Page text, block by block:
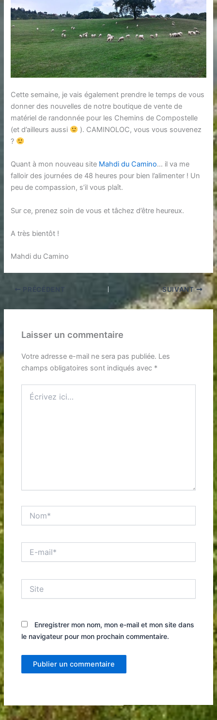
Cette semaine, je vais également prendre le temps de vous
donner des nouvelles de notre boutique de vente de
matériel de randonnée pour les Chemins de Compostelle
(et d’ailleurs aussi
). CAMINOLOC, vous vous souvenez
?
Quant à mon nouveau site Mahdi du Camino… il va me
falloir des journées de 48 heures pour bien l’alimenter ! Un
peu de compassion, s’il vous plaît.
Sur ce, prenez soin de vous et tâchez d’être heureux.
A très bientôt !
Mahdi du Camino
PRÉCÉDENT SUIVANT
Laisser un commentaire
Votre adresse e-mail ne sera pas publiée. Les
champs obligatoires sont indiqués avec *
ici…
mail*
Enregistrer mon nom, mon e-mail et mon site dans
le navigateur pour mon prochain commentaire.